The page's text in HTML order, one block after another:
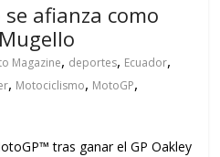
afianza como
Magazine, deportes, Ecuador,
, Motociclismo, MotoGP,
tras ganar el GP Oakley